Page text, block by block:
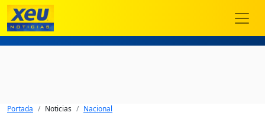
Portada Noticias Nacional